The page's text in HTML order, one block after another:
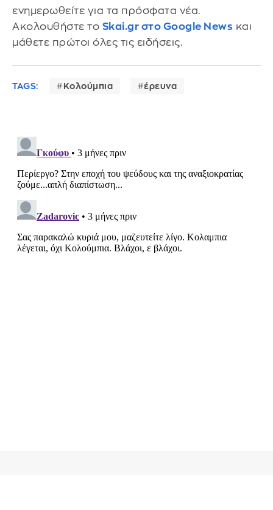
ενημερωθείτε για τα πρόσφατα νέα.
Ακολουθήστε το Skai.gr στο Google News και
μάθετε πρώτοι όλες τις ειδήσεις.
TAGS: Κολούμπια έρευνα